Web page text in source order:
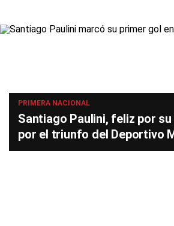
PRIMERA NACIONAL
Santiago Paulini, feliz por
por el triunfo del Deportivo